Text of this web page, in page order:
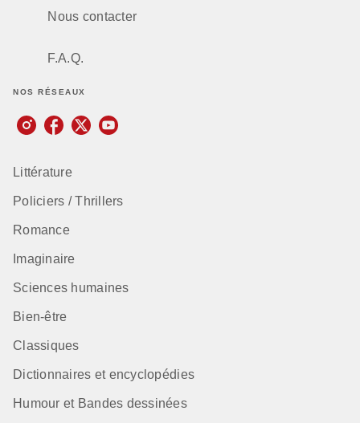
Nous contacter
F.A.Q.
NOS RÉSEAUX
Littérature
Policiers / Thrillers
Romance
Imaginaire
Sciences humaines
Bien-être
Classiques
Dictionnaires et encyclopédies
Humour et Bandes dessinées